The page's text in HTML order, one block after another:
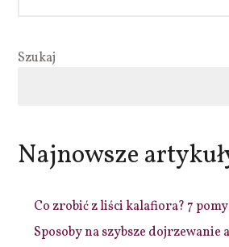
Szukaj
Najnowsze
Co zrobić z liści kalafiora? 7
Sposoby na szybsze dojrzewanie